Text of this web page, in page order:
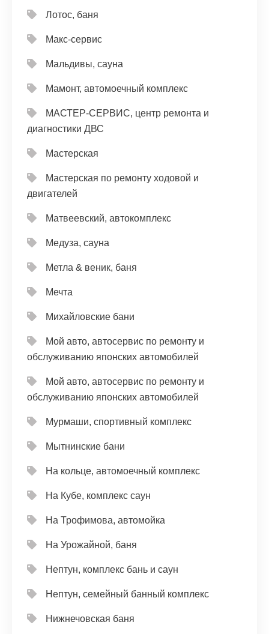
Лотос, баня
Макс-сервис
Мальдивы, сауна
Мамонт, автомоечный комплекс
МАСТЕР-СЕРВИС, центр ремонта и
диагностики ДВС
Мастерская
Мастерская по ремонту ходовой и
двигателей
Матвеевский, автокомплекс
Медуза, сауна
Метла & веник, баня
Мечта
Михайловские бани
Мой авто, автосервис по ремонту и
обслуживанию японских автомобилей
Мой авто, автосервис по ремонту и
обслуживанию японских автомобилей
Мурмаши, спортивный комплекс
Мытнинские бани
На кольце, автомоечный комплекс
На Кубе, комплекс саун
На Трофимова, автомойка
На Урожайной, баня
Нептун, комплекс бань и саун
Нептун, семейный банный комплекс
Нижнечовская баня